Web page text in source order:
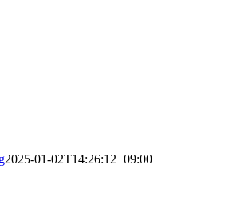
2025-01-02T14:26:12+09:00